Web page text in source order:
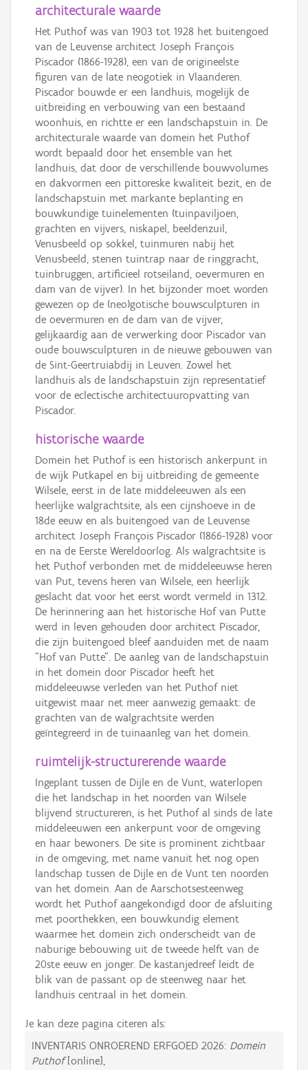
architecturale waarde
Het Puthof was van 1903 tot 1928 het buitengoed
van de Leuvense architect Joseph François
Piscador (1866-1928), een van de origineelste
figuren van de late neogotiek in Vlaanderen.
Piscador bouwde er een landhuis, mogelijk de
uitbreiding en verbouwing van een bestaand
woonhuis, en richtte er een landschapstuin in. De
architecturale waarde van domein het Puthof
wordt bepaald door het ensemble van het
landhuis, dat door de verschillende bouwvolumes
en dakvormen een pittoreske kwaliteit bezit, en de
landschapstuin met markante beplanting en
bouwkundige tuinelementen (tuinpaviljoen,
grachten en vijvers, niskapel, beeldenzuil,
Venusbeeld op sokkel, tuinmuren nabij het
Venusbeeld, stenen tuintrap naar de ringgracht,
tuinbruggen, artificieel rotseiland, oevermuren en
dam van de vijver). In het bijzonder moet worden
gewezen op de (neo)gotische bouwsculpturen in
de oevermuren en de dam van de vijver,
gelijkaardig aan de verwerking door Piscador van
oude bouwsculpturen in de nieuwe gebouwen van
de Sint-Geertruiabdij in Leuven. Zowel het
landhuis als de landschapstuin zijn representatief
voor de eclectische architectuuropvatting van
Piscador.
historische waarde
Domein het Puthof is een historisch ankerpunt in
de wijk Putkapel en bij uitbreiding de gemeente
Wilsele, eerst in de late middeleeuwen als een
heerlijke walgrachtsite, als een cijnshoeve in de
18de eeuw en als buitengoed van de Leuvense
architect Joseph François Piscador (1866-1928) voor
en na de Eerste Wereldoorlog. Als walgrachtsite is
het Puthof verbonden met de middeleeuwse heren
van Put, tevens heren van Wilsele, een heerlijk
geslacht dat voor het eerst wordt vermeld in 1312.
De herinnering aan het historische Hof van Putte
werd in leven gehouden door architect Piscador,
die zijn buitengoed bleef aanduiden met de naam
"Hof van Putte". De aanleg van de landschapstuin
in het domein door Piscador heeft het
middeleeuwse verleden van het Puthof niet
uitgewist maar net meer aanwezig gemaakt: de
grachten van de walgrachtsite werden
geïntegreerd in de tuinaanleg van het domein.
ruimtelijk-structurerende waarde
Ingeplant tussen de Dijle en de Vunt, waterlopen
die het landschap in het noorden van Wilsele
blijvend structureren, is het Puthof al sinds de late
middeleeuwen een ankerpunt voor de omgeving
en haar bewoners. De site is prominent zichtbaar
in de omgeving, met name vanuit het nog open
landschap tussen de Dijle en de Vunt ten noorden
van het domein. Aan de Aarschotsesteenweg
wordt het Puthof aangekondigd door de afsluiting
met poorthekken, een bouwkundig element
waarmee het domein zich onderscheidt van de
naburige bebouwing uit de tweede helft van de
20ste eeuw en jonger. De kastanjedreef leidt de
blik van de passant op de steenweg naar het
landhuis centraal in het domein.
Je kan deze pagina citeren als:
INVENTARIS ONROEREND ERFGOED 2026: Domein
Puthof[online],